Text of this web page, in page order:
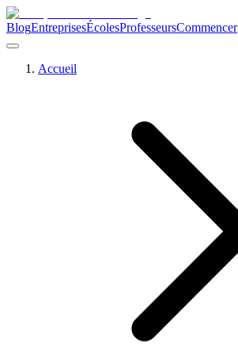
BlogEntreprisesÉcolesProfesseursCommencer
Accueil